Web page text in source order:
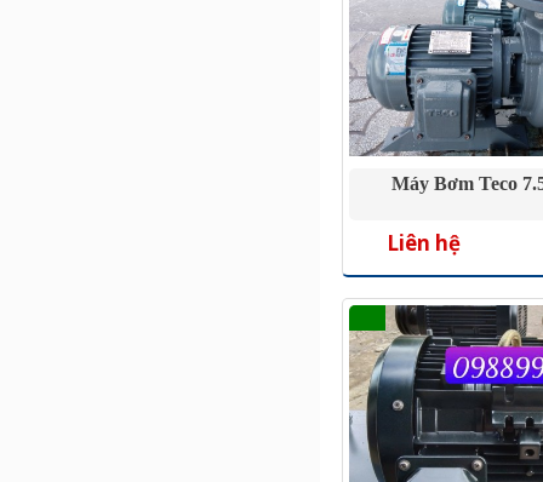
Máy Bơm Teco
Liên hệ